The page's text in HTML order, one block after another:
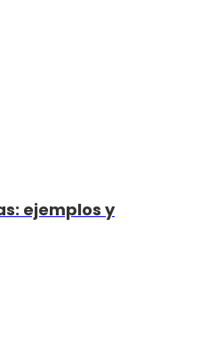
ejemplos y